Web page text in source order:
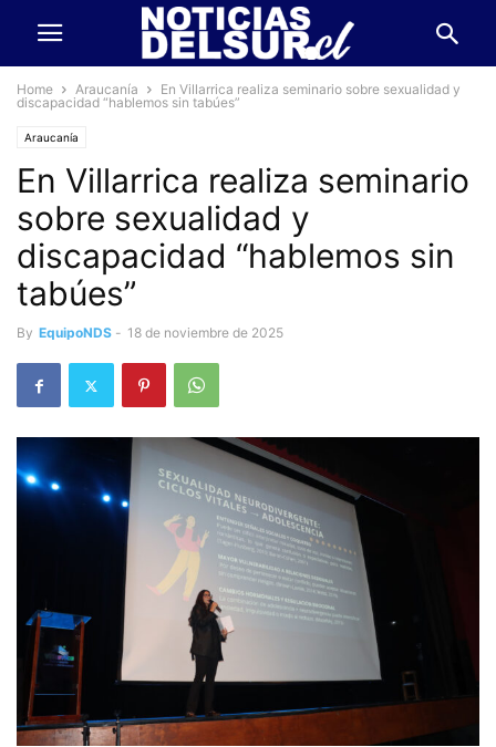
Home Araucanía
En Villarrica realiza seminario sobre sexualidad y
discapacidad “hablemos sin tabúes”
Araucanía
En Villarrica realiza seminario
sobre sexualidad y
discapacidad “hablemos sin
tabúes”
By EquipoNDS - 18 de noviembre de 2025